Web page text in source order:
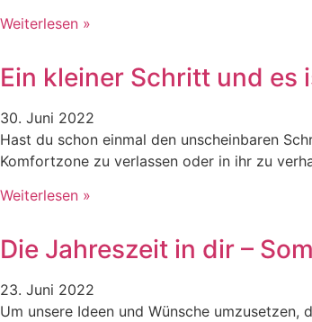
Weiterlesen »
Ein kleiner Schritt und es
30. Juni 2022
Hast du schon einmal den unscheinbaren
Komfortzone zu verlassen oder in ihr zu
Weiterlesen »
Die Jahreszeit in dir –
23. Juni 2022
Um unsere Ideen und Wünsche